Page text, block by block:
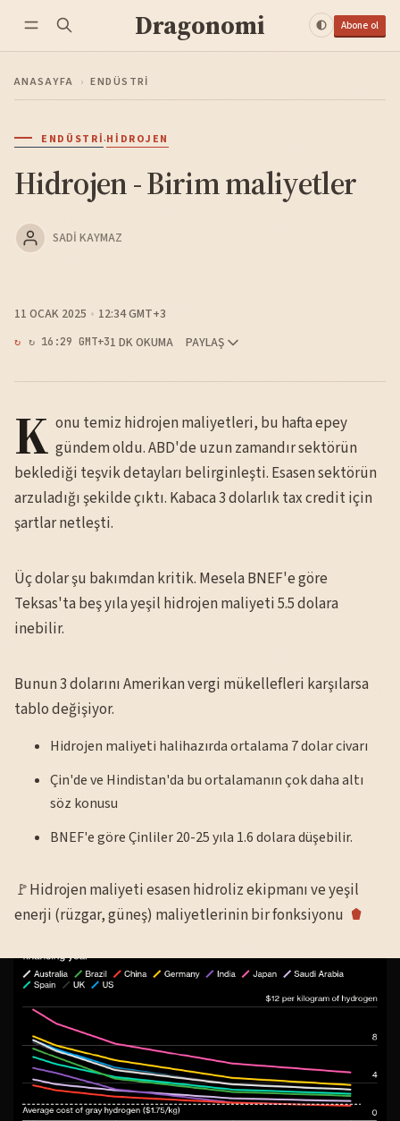
Dragonomi Abone ol
ANASAYFA › ENDÜSTRI
ENDÜSTRI·HIDROJEN
Hidrojen - Birim maliyetler
SADI KAYMAZ
11 OCAK 2025 12:34 GMT+3
↻ 16:29 GMT+31 DK OKUMA PAYLAŞ
K onu temiz hidrojen maliyetleri, bu hafta epey
gündem oldu. ABD'de uzun zamandır sektörün
beklediği teşvik detayları belirginleşti. Esasen sektörün
arzuladığı şekilde çıktı. Kabaca 3 dolarlık tax credit için
şartlar netleşti.
Üç dolar şu bakımdan kritik. Mesela BNEF'e göre
Teksas'ta beş yıla yeşil hidrojen maliyeti 5.5 dolara
inebilir.
Bunun 3 dolarını Amerikan vergi mükellefleri karşılarsa
tablo değişiyor.
Hidrojen maliyeti halihazırda ortalama 7 dolar civarı
Çin'de ve Hindistan'da bu ortalamanın çok daha altı
söz konusu
BNEF'e göre Çinliler 20-25 yıla 1.6 dolara düşebilir.
🚩Hidrojen maliyeti esasen hidroliz ekipmanı ve yeşil
enerji (rüzgar, güneş) maliyetlerinin bir fonksiyonu